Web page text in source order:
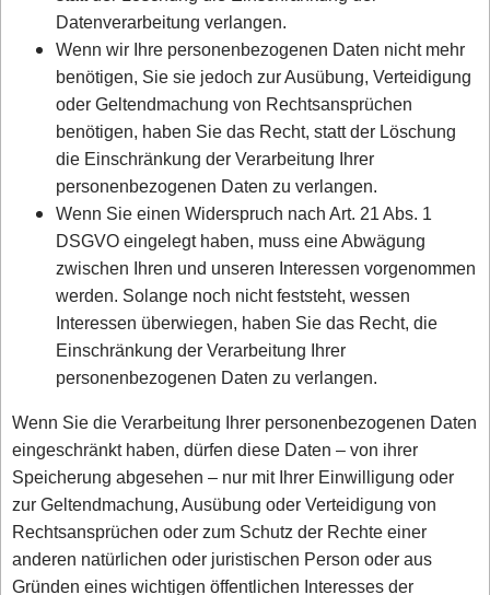
Datenverarbeitung verlangen.
Wenn wir Ihre personenbezogenen Daten nicht mehr
benötigen, Sie sie jedoch zur Ausübung, Verteidigung
oder Geltendmachung von Rechtsansprüchen
benötigen, haben Sie das Recht, statt der Löschung
die Einschränkung der Verarbeitung Ihrer
personenbezogenen Daten zu verlangen.
Wenn Sie einen Widerspruch nach Art. 21 Abs. 1
DSGVO eingelegt haben, muss eine Abwägung
zwischen Ihren und unseren Interessen vorgenommen
werden. Solange noch nicht feststeht, wessen
Interessen überwiegen, haben Sie das Recht, die
Einschränkung der Verarbeitung Ihrer
personenbezogenen Daten zu verlangen.
Wenn Sie die Verarbeitung Ihrer personenbezogenen Daten
eingeschränkt haben, dürfen diese Daten – von ihrer
Speicherung abgesehen – nur mit Ihrer Einwilligung oder
zur Geltendmachung, Ausübung oder Verteidigung von
Rechtsansprüchen oder zum Schutz der Rechte einer
anderen natürlichen oder juristischen Person oder aus
Gründen eines wichtigen öffentlichen Interesses der